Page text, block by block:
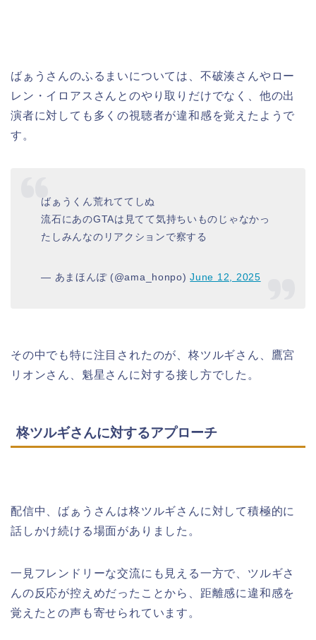
ばぁうさんのふるまいについては、不破湊さんやロー
レン・イロアスさんとのやり取りだけでなく、他の出
演者に対しても多くの視聴者が違和感を覚えたようで
す。
ばぁうくん荒れててしぬ
流石にあのGTAは見てて気持ちいものじゃなかっ
たしみんなのリアクションで察する
— あまほんぽ (@ama_honpo)June 12, 2025
その中でも特に注目されたのが、柊ツルギさん、鷹宮
リオンさん、魁星さんに対する接し方でした。
柊ツルギさんに対するアプローチ
配信中、ばぁうさんは柊ツルギさんに対して積極的に
話しかけ続ける場面がありました。
一見フレンドリーな交流にも見える一方で、ツルギさ
んの反応が控えめだったことから、距離感に違和感を
覚えたとの声も寄せられています。